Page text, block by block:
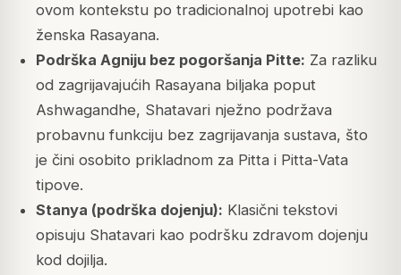
ovom kontekstu po tradicionalnoj upotrebi kao
ženska Rasayana.
Podrška Agniju bez pogoršanja Pitte: Za razliku
od zagrijavajućih Rasayana biljaka poput
Ashwagandhe, Shatavari nježno podržava
probavnu funkciju bez zagrijavanja sustava, što
je čini osobito prikladnom za Pitta i Pitta-Vata
tipove.
Stanya (podrška dojenju): Klasični tekstovi
opisuju Shatavari kao podršku zdravom dojenju
kod dojilja.